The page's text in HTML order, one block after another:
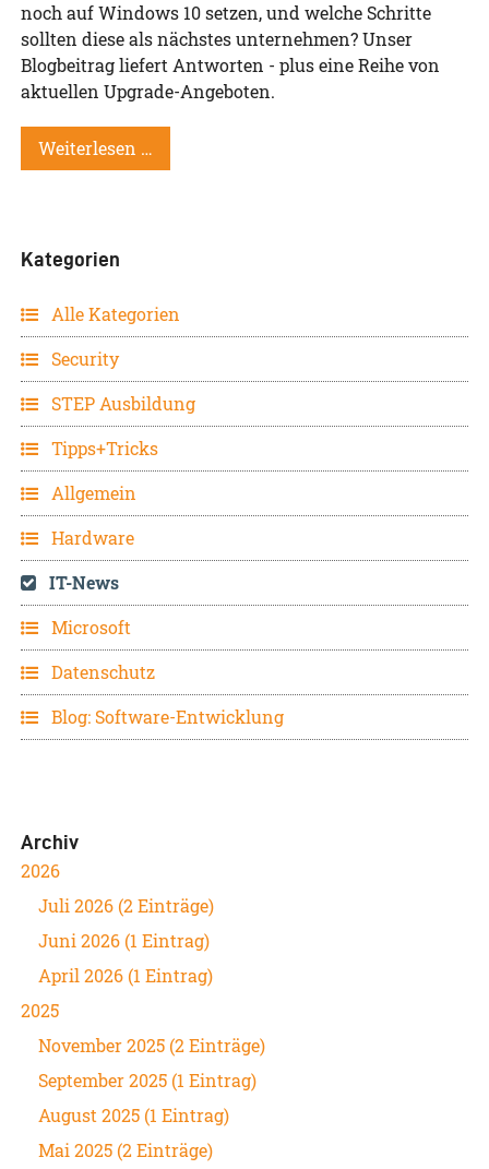
noch auf Windows 10 setzen, und welche Schritte
sollten diese als nächstes unternehmen? Unser
Blogbeitrag liefert Antworten - plus eine Reihe von
aktuellen Upgrade-Angeboten.
Weiterlesen …
Kategorien
Alle Kategorien
Security
STEP Ausbildung
Tipps+Tricks
Allgemein
Hardware
IT-News
Microsoft
Datenschutz
Blog: Software-Entwicklung
Archiv
2026
Juli 2026 (2 Einträge)
Juni 2026 (1 Eintrag)
April 2026 (1 Eintrag)
2025
November 2025 (2 Einträge)
September 2025 (1 Eintrag)
August 2025 (1 Eintrag)
Mai 2025 (2 Einträge)